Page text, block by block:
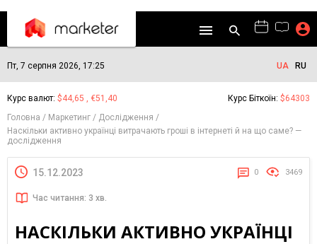
Пт, 7 серпня 2026, 17:25 UA RU
Курс валют: $44,65 , €51,40 Курс Біткоїн: $64303
Головна
Маркетинг
Дослідження
Наскільки активно українці витрачають гроші в інтернеті й на що саме? —
дослідження
15.12.2023 0 3469
Час читання: 3 хв.
НАСКІЛЬКИ АКТИВНО УКРАЇНЦІ